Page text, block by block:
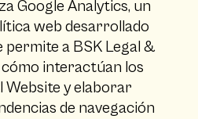
Google Analytics, un
web desarrollado
permite a BSK Legal &
interactúan los
Website y elaborar
de navegación